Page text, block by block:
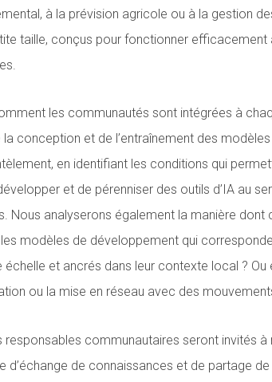
à la prévision agricole ou à la gestion
taille, conçus pour fonctionner efficacement
les communautés sont intégrées à
conception et de l’entraînement des modèles
en identifiant les conditions qui
et de pérenniser des outils d’IA au
Nous analyserons également la manière dont
modèles de développement qui
et ancrés dans leur contexte local ? Ou
ou la mise en réseau avec des
responsables communautaires seront invités à
d’échange de connaissances et de partage